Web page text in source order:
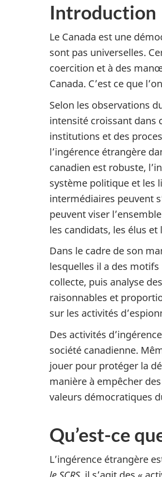
Introduction
Le Canada est une
sont pas universelles.
coercition et à des
Canada. C’est ce que
Selon les observations
intensité croissant dans
institutions et des
l’ingérence étrangère
canadien est robuste,
système politique et les
intermédiaires peuvent
peuvent viser
les candidats, les élus
Dans le cadre de son
lesquelles il a des
collecte, puis analyse
raisonnables et
sur les activités
Des activités
société canadienne.
jouer pour protéger la
manière à empêcher
valeurs démocratiques
Qu’est-ce
L’ingérence étrangère